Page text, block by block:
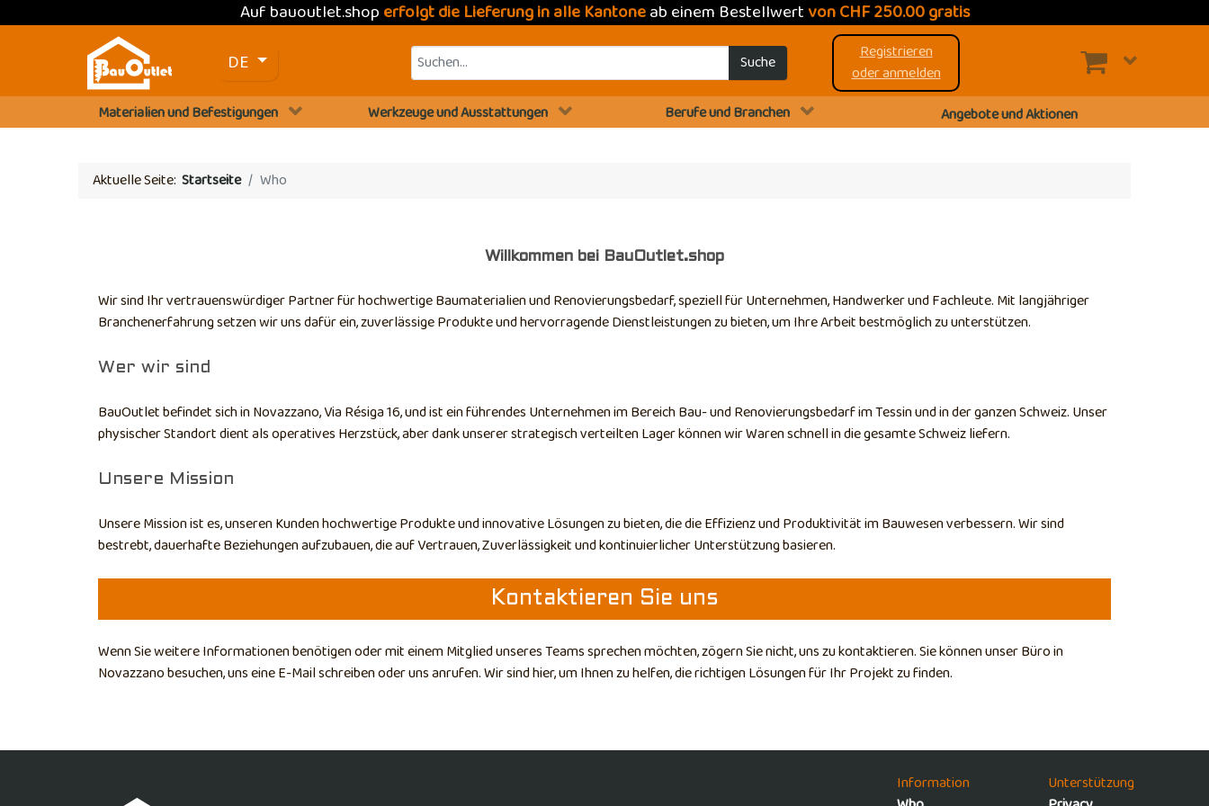
Auf bauoutlet.shoperfolgt die Lieferung in alle Kantoneab einem Bestellwertvon CHF 250.00 gratis
Sprache auswählen
DE Suche
Registrieren
oder anmelden
Materialien und Befestigungen
Werkzeuge und Ausstattungen Berufe und Branchen Angebote und Aktionen
Aktuelle Seite: Startseite Who
Willkommen bei BauOutlet.shop
Wir sind Ihr vertrauenswürdiger Partner für hochwertige Baumaterialien und Renovierungsbedarf, speziell für Unternehmen, Handwerker und Fachleute. Mit langjähriger
Branchenerfahrung setzen wir uns dafür ein, zuverlässige Produkte und hervorragende Dienstleistungen zu bieten, um Ihre Arbeit bestmöglich zu unterstützen.
Wer wir sind
BauOutlet befindet sich in Novazzano, Via Résiga 16, und ist ein führendes Unternehmen im Bereich Bau- und Renovierungsbedarf im Tessin und in der ganzen Schweiz. Unser
physischer Standort dient als operatives Herzstück, aber dank unserer strategisch verteilten Lager können wir Waren schnell in die gesamte Schweiz liefern.
Unsere Mission
Unsere Mission ist es, unseren Kunden hochwertige Produkte und innovative Lösungen zu bieten, die die Effizienz und Produktivität im Bauwesen verbessern. Wir sind
bestrebt, dauerhafte Beziehungen aufzubauen, die auf Vertrauen, Zuverlässigkeit und kontinuierlicher Unterstützung basieren.
Kontaktieren Sie uns
Wenn Sie weitere Informationen benötigen oder mit einem Mitglied unseres Teams sprechen möchten, zögern Sie nicht, uns zu kontaktieren. Sie können unser Büro in
Novazzano besuchen, uns eine E-Mail schreiben oder uns anrufen. Wir sind hier, um Ihnen zu helfen, die richtigen Lösungen für Ihr Projekt zu finden.
Information
Unterstützung